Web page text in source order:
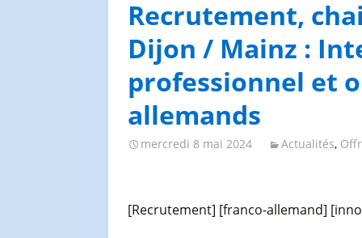
Recrutement,
Dijon / Mainz :
professionnel et
allemands
mercredi 8 mai 2024 Actualités,
[Recrutement] [franco-allemand]